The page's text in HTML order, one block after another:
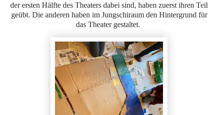
der ersten Hälfte des Theaters dabei sind, haben zuerst ihren Teil
geübt. Die anderen haben im Jungschiraum den Hintergrund für
das Theater gestaltet.